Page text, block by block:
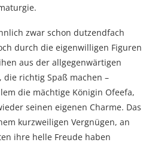
zwar schon dutzendfach
durch die eigenwilligen Figuren
aus der allgegenwärtigen
richtig Spaß machen –
die mächtige Königin Ofeefa,
seinen eigenen Charme. Das
kurzweiligen Vergnügen, an
ihre helle Freude haben